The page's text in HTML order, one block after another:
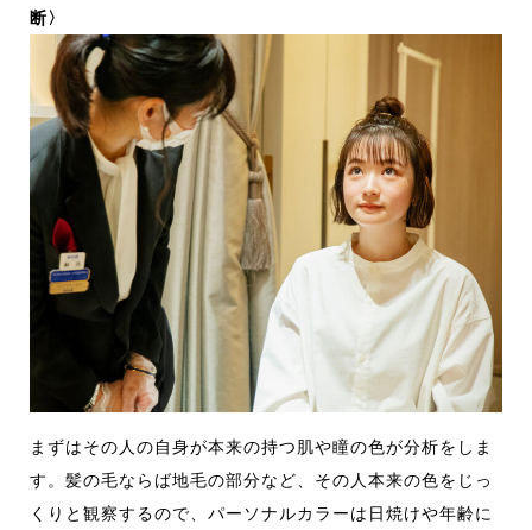
断〉
まずはその人の自身が本来の持つ肌や瞳の色が分析をしま
す。髪の毛ならば地毛の部分など、その人本来の色をじっ
くりと観察するので、パーソナルカラーは日焼けや年齢に